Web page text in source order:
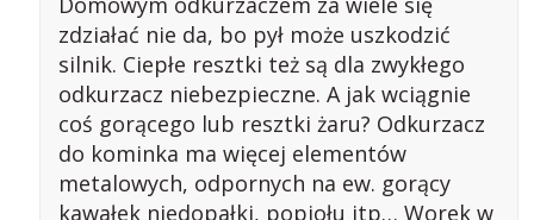
zdziałać nie da, bo pył może uszkodzić
silnik. Ciepłe resztki też są dla zwykłego
odkurzacz niebezpieczne. A jak wciągnie
coś gorącego lub resztki żaru? Odkurzacz
do kominka ma więcej elementów
metalowych, odpornych na ew. gorący
kawałek niedopałki, popiołu itp… Worek w